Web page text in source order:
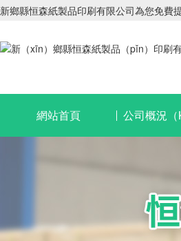
新鄉縣恒森紙製品印刷有限公司為您免費
網站首頁 公司概況（